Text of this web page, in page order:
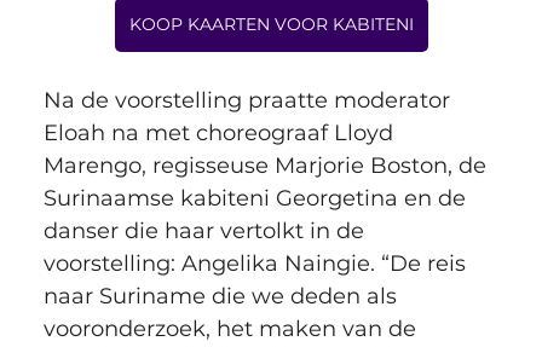
KOOP KAARTEN VOOR KABITENI
Na de voorstelling praatte moderator
Eloah na met choreograaf Lloyd
Marengo, regisseuse Marjorie Boston, de
Surinaamse kabiteni Georgetina en de
danser die haar vertolkt in de
voorstelling: Angelika Naingie. “De reis
naar Suriname die we deden als
vooronderzoek, het maken van de